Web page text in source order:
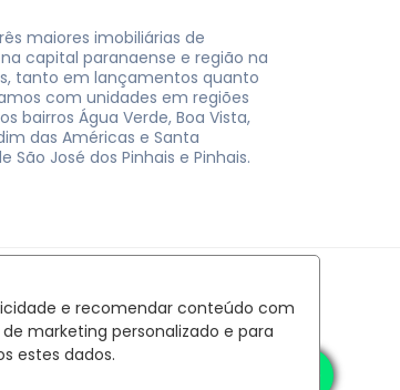
e recomendar conteúdo com
marketing personalizado e para
estes dados.
maiores imobiliárias de
capital paranaense e região na
tanto em lançamentos quanto
com unidades em regiões
bairros Água Verde, Boa Vista,
das Américas e Santa
São José dos Pinhais e Pinhais.